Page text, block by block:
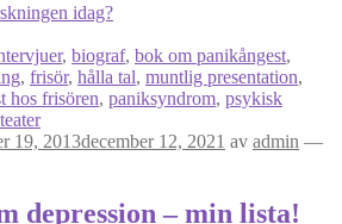
idag?
, biograf, bok om panikångest,
, frisör, hålla tal, muntlig presentation,
hos frisören, paniksyndrom, psykisk
teater
19, 2013december 12, 2021 av admin —
depression – min lista!